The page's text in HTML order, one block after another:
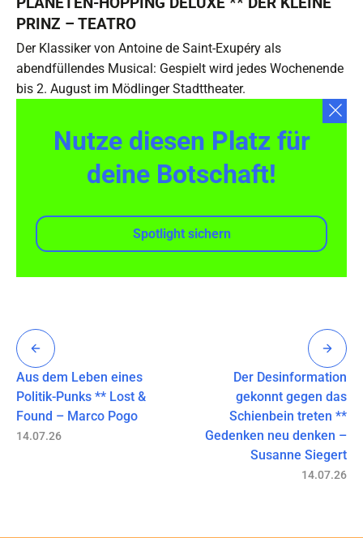
PRINZ – TEATRO
Der Klassiker von Antoine de Saint-Exupéry als
abendfüllendes Musical: Gespielt wird jedes Wochenende
bis 2. August im Mödlinger Stadttheater.
Nutze diesen Platz für
deine Botschaft!
Spotlight sichern
Aus dem Leben eines
Politik-Punks ** Lost &
Found – Marco Pogo
14.07.26
Der Desinformation
gekonnt gegen das
Schienbein treten **
Gedenken neu denken –
Susanne Siegert
14.07.26